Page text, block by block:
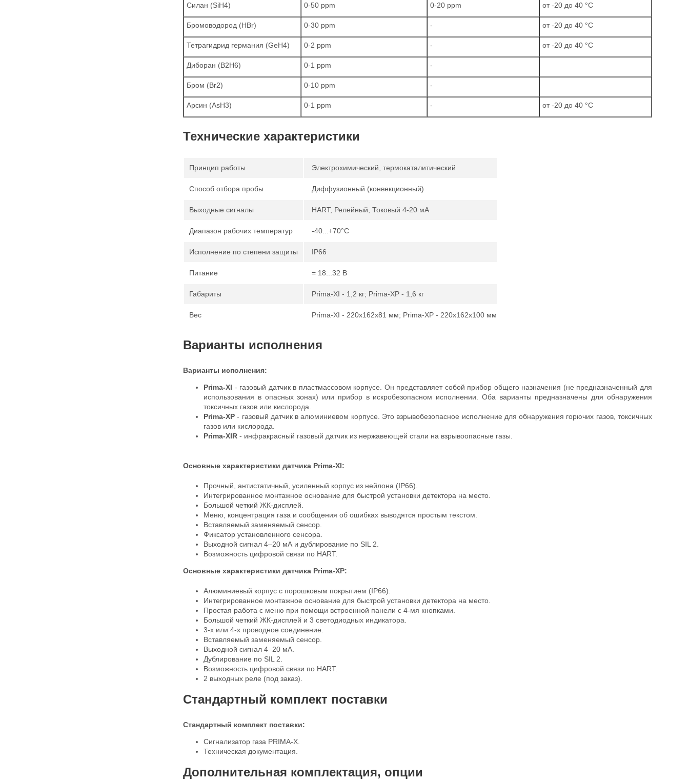
Силан (SiH4) 0-50 ppm 0-20 ppm от -20 до 40 °C
Бромоводород (HBr) 0-30 ppm - от -20 до 40 °C
Тетрагидрид германия (GеH4) 0-2 ppm - от -20 до 40 °C
Диборан (В2Н6) 0-1 ppm -
Бром (Br2) 0-10 ppm -
Арсин (AsH3) 0-1 ppm - от -20 до 40 °C
Технические характеристики
Принцип работы Электрохимический, термокаталитический
Способ отбора пробы Диффузионный (конвекционный)
Выходные сигналы HART, Релейный, Токовый 4-20 мА
Диапазон рабочих температур -40...+70°С
Исполнение по степени защиты IP66
Питание = 18...32 В
Габариты Prima-XI - 1,2 кг; Prima-XP - 1,6 кг
Вес Prima-XI - 220x162x81 мм; Prima-XP - 220x162x100 мм
Варианты исполнения
Варианты исполнения:
Prima-XI - газовый датчик в пластмассовом корпусе. Он представляет собой прибор общего назначения (не предназначенный для
использования в опасных зонах) или прибор в искробезопасном исполнении. Оба варианты предназначены для обнаружения
токсичных газов или кислорода.
Prima-XP- газовый датчик в алюминиевом корпусе. Это взрывобезопасное исполнение для обнаружения горючих газов, токсичных
газов или кислорода.
Prima-XIR - инфракрасный газовый датчик из нержавеющей стали на взрывоопасные газы.
Основные характеристики датчика Prima-XI:
Прочный, антистатичный, усиленный корпус из нейлона (IP66).
Интегрированное монтажное основание для быстрой установки детектора на место.
Большой четкий ЖК-дисплей.
Меню, концентрация газа и сообщения об ошибках выводятся простым текстом.
Вставляемый заменяемый сенсор.
Фиксатор установленного сенсора.
Выходной сигнал 4–20 мА и дублирование по SIL 2.
Возможность цифровой связи по HART.
Основные характеристики датчика Prima-XP:
Алюминиевый корпус с порошковым покрытием (IP66).
Интегрированное монтажное основание для быстрой установки детектора на место.
Простая работа с меню при помощи встроенной панели с 4-мя кнопками.
Большой четкий ЖК-дисплей и 3 светодиодных индикатора.
3-х или 4-х проводное соединение.
Вставляемый заменяемый сенсор.
Выходной сигнал 4–20 мА.
Дублирование по SIL 2.
Возможность цифровой связи по HART.
2 выходных реле (под заказ).
Стандартный комплект поставки
Стандартный комплект поставки:
Сигнализатор газа PRIMA-X.
Техническая документация.
Дополнительная комплектация, опции